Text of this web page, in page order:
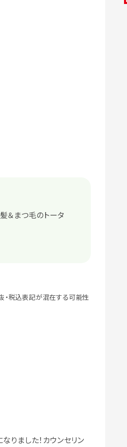
＆まつ毛のトータ
税込表記が混在する可能性
りました！カウンセリン